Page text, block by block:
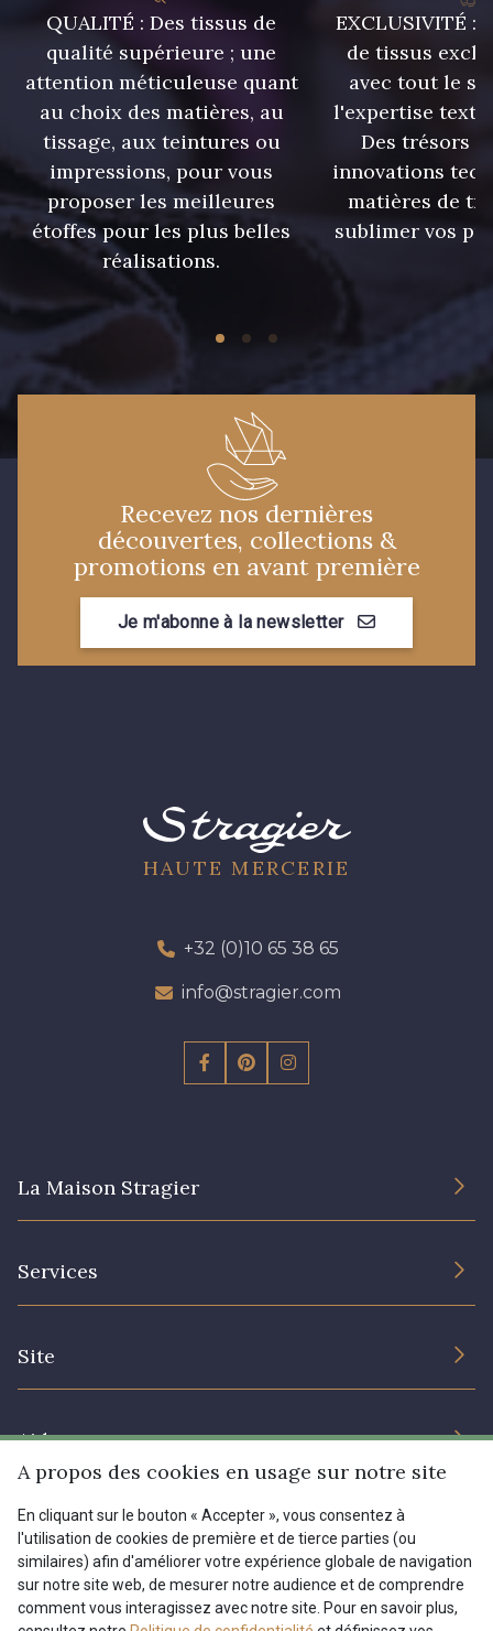
QUALITÉ : Des tissus de
qualité supérieure ; une
attention méticuleuse quant
au choix des matières, au
tissage, aux teintures ou
impressions, pour vous
proposer les meilleures
étoffes pour les plus belles
réalisations.
EXCLUSIVITÉ :
de tissus
avec tout le
l'expertise
Des trésors
innovations
matières de
sublimer vos
Recevez nos dernières
découvertes, collections &
promotions en avant première
Je m'abonne à la newsletter
HAUTE MERCERIE
+32 (0)10 65 38 65
info@stragier.com
La Maison Stragier
Services
Site
Prix réduits
Magazine
Aide
Livraison : France, Belgique, International
Retours & réclamations
FAQ - Questions fréquentes
Menu
Tous nos tissus
FR EN
A propos des cookies en usage sur notre site
En cliquant sur le bouton « Accepter », vous consentez à
l'utilisation de cookies de première et de tierce parties (ou
similaires) afin d'améliorer votre expérience globale de navigation
sur notre site web, de mesurer notre audience et de comprendre
comment vous interagissez avec notre site. Pour en savoir plus,